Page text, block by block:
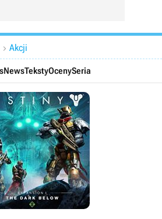
 Akcji
NewsTekstyOcenySeria